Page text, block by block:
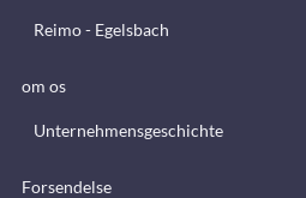
Reimo - Egelsbach
om os
Unternehmensgeschichte
Forsendelse